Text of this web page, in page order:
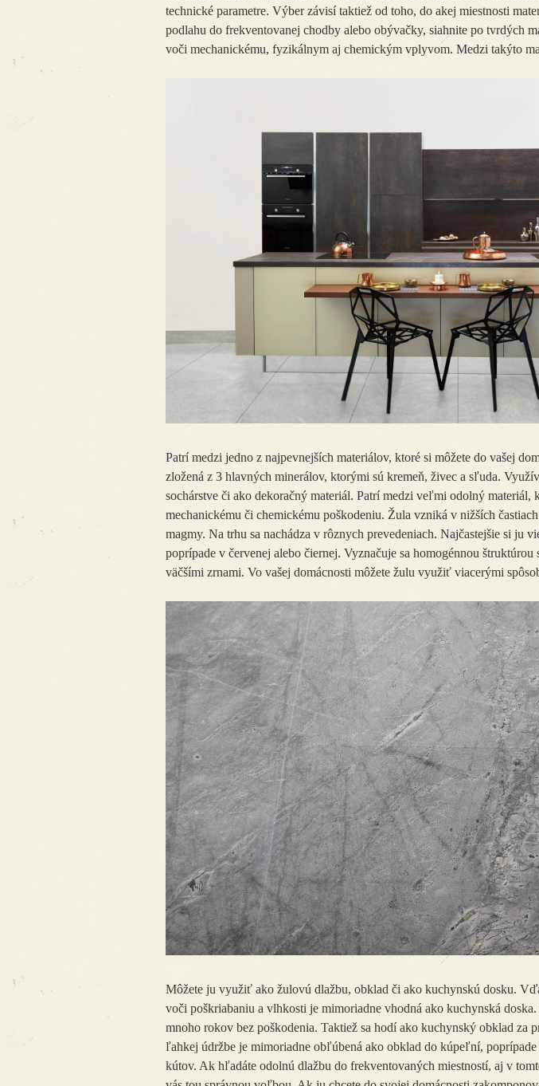
technické parametre. Výber závisí taktiež od toho, do akej miestnosti
podlahu do frekventovanej chodby alebo obývačky, siahnite po tvrdých
voči mechanickému, fyzikálnym aj chemickým vplyvom. Medzi takýto
Patrí medzi jedno z najpevnejších materiálov, ktoré si môžete do vašej
zložená z 3 hlavných minerálov, ktorými sú kremeň, živec a sľuda.
sochárstve či ako dekoračný materiál. Patrí medzi veľmi odolný materiál,
mechanickému či chemickému poškodeniu. Žula vzniká v nižších
magmy. Na trhu sa nachádza v rôznych prevedeniach. Najčastejšie si ju
poprípade v červenej alebo čiernej. Vyznačuje sa homogénnou
väčšími zrnami. Vo vašej domácnosti môžete žulu využiť viacerými
Môžete ju využiť ako žulovú dlažbu, obklad či ako kuchynskú dosku.
voči poškriabaniu a vlhkosti je mimoriadne vhodná ako kuchynská
mnoho rokov bez poškodenia. Taktiež sa hodí ako kuchynský obklad za
ľahkej údržbe je mimoriadne obľúbená ako obklad do kúpeľní,
kútov. Ak hľadáte odolnú dlažbu do frekventovaných miestností, aj v